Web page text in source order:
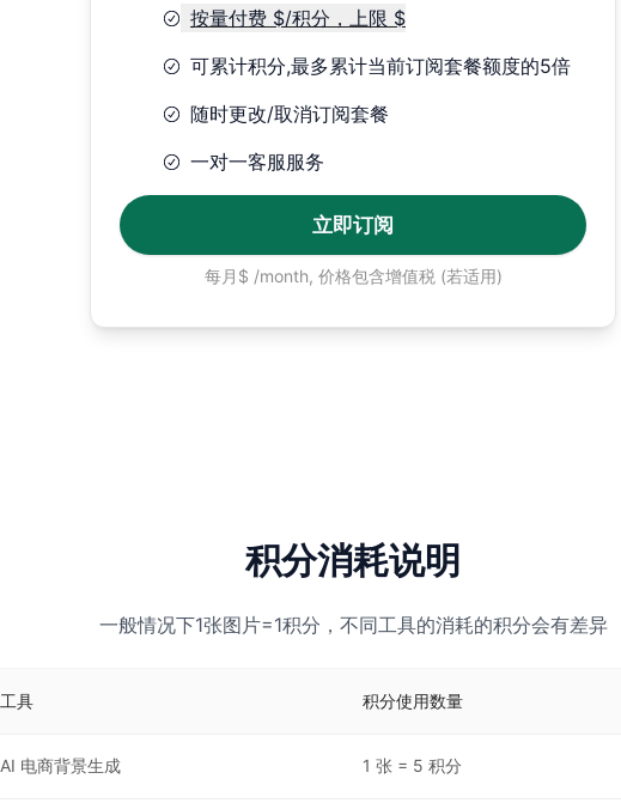
按量付费 $/积分，上限 $
可累计积分,最多累计当前订阅套餐额度的5倍
随时更改/取消订阅套餐
一对一客服服务
立即订阅
每月$ /month, 价格包含增值税 (若适用)
积分消耗说明
一般情况下1张图片=1积分，不同工具的消耗的积分会有差异
工具 积分使用数量
AI 电商背景生成 1 张 = 5 积分